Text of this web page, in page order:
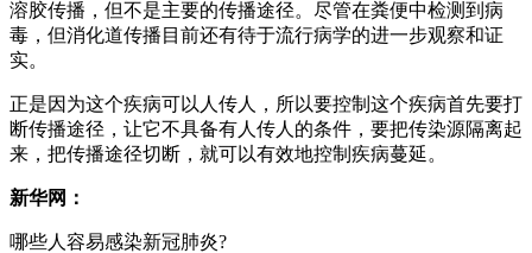
溶胶传播，但不是主要的传播途径。尽管在粪便中检测到病
毒，但消化道传播目前还有待于流行病学的进一步观察和证
实。
正是因为这个疾病可以人传人，所以要控制这个疾病首先要打
断传播途径，让它不具备有人传人的条件，要把传染源隔离起
来，把传播途径切断，就可以有效地控制疾病蔓延。
新华网：
哪些人容易感染新冠肺炎?